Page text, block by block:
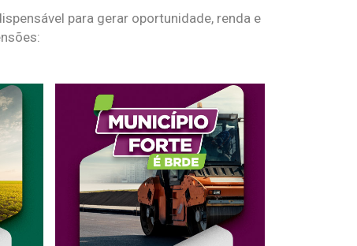
para gerar oportunidade, renda e